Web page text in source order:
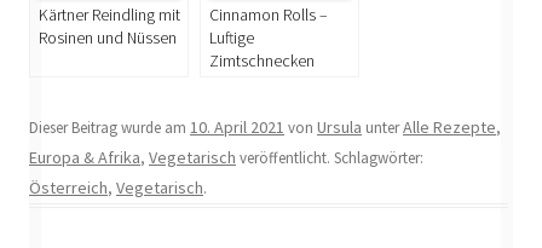
Kärtner Reindling mit
Rosinen und Nüssen
Cinnamon Rolls –
Luftige
Zimtschnecken
Dieser Beitrag wurde am 10. April 2021 von Ursula unterAlle Rezepte,
Europa & Afrika, Vegetarisch veröffentlicht. Schlagwörter:
Österreich, Vegetarisch.